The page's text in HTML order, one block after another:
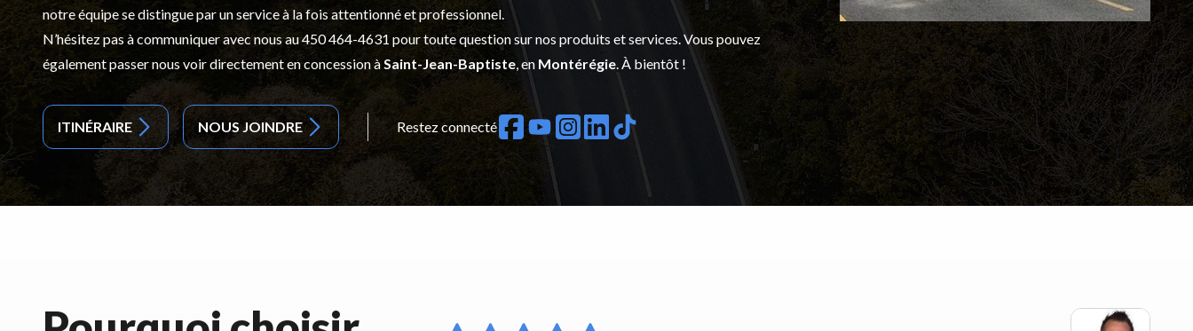
notre équipe se distingue par un service à la fois attentionné et professionnel.
N’hésitez pas à communiquer avec nous au450 464-4631 pour toute question sur nos produits et services. Vous pouvez
également passer nous voir directement en concession àSaint-Jean-Baptiste, en Montérégie. À bientôt !
ITINÉRAIRE NOUS JOINDRE Restez connecté